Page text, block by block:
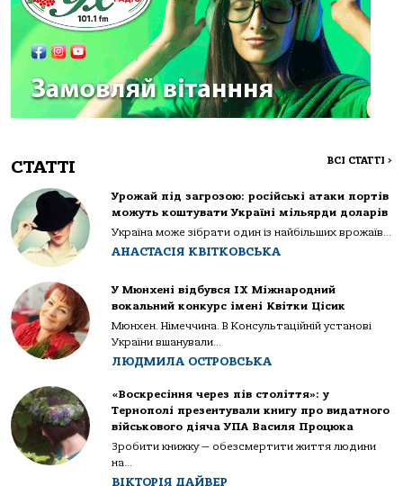
СТАТТІ ВСІ СТАТТІ >
Урожай під загрозою: російські атаки портів
можуть коштувати Україні мільярди доларів
Україна може зібрати один із найбільших врожаїв...
АНАСТАСІЯ КВІТКОВСЬКА
У Мюнхені відбувся IX Міжнародний
вокальний конкурс імені Квітки Цісик
Мюнхен. Німеччина. В Консультаційній установі
України вшанували...
ЛЮДМИЛА ОСТРОВСЬКА
«Воскресіння через пів століття»: у
Тернополі презентували книгу про видатного
військового діяча УПА Василя Процюка
Зробити книжку — обезсмертити життя людини
на...
ВІКТОРІЯ ДАЙВЕР